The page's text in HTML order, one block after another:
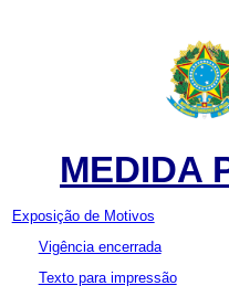
MEDIDA
Exposição de Motivos
Vigência encerrada
Texto para impressão